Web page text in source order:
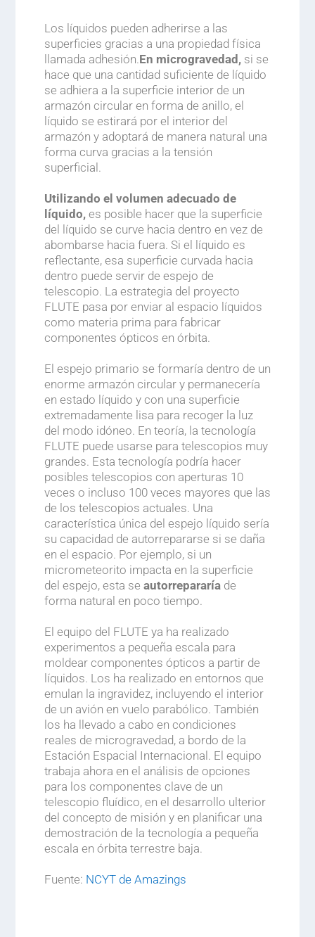
Los líquidos pueden adherirse a las
superficies gracias a una propiedad física
llamada adhesión.En microgravedad,si se
hace que una cantidad suficiente de líquido
se adhiera a la superficie interior de un
armazón circular en forma de anillo, el
líquido se estirará por el interior del
armazón y adoptará de manera natural una
forma curva gracias a la tensión
superficial.
Utilizando el volumen adecuado de
líquido,es posible hacer que la superficie
del líquido se curve hacia dentro en vez de
abombarse hacia fuera. Si el líquido es
reflectante, esa superficie curvada hacia
dentro puede servir de espejo de
telescopio. La estrategia del proyecto
FLUTE pasa por enviar al espacio líquidos
como materia prima para fabricar
componentes ópticos en órbita.
El espejo primario se formaría dentro de un
enorme armazón circular y permanecería
en estado líquido y con una superficie
extremadamente lisa para recoger la luz
del modo idóneo. En teoría, la tecnología
FLUTE puede usarse para telescopios muy
grandes. Esta tecnología podría hacer
posibles telescopios con aperturas 10
veces o incluso 100 veces mayores que las
de los telescopios actuales. Una
característica única del espejo líquido sería
su capacidad de autorrepararse si se daña
en el espacio. Por ejemplo, si un
micrometeorito impacta en la superficie
del espejo, esta se autorrepararíade
forma natural en poco tiempo.
El equipo del FLUTE ya ha realizado
experimentos a pequeña escala para
moldear componentes ópticos a partir de
líquidos. Los ha realizado en entornos que
emulan la ingravidez, incluyendo el interior
de un avión en vuelo parabólico. También
los ha llevado a cabo en condiciones
reales de microgravedad, a bordo de la
Estación Espacial Internacional. El equipo
trabaja ahora en el análisis de opciones
para los componentes clave de un
telescopio fluídico, en el desarrollo ulterior
del concepto de misión y en planificar una
demostración de la tecnología a pequeña
escala en órbita terrestre baja.
Fuente: NCYT de Amazings